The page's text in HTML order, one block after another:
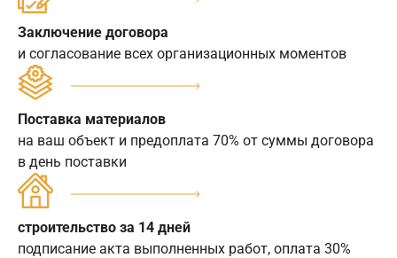
Заключение договора
и согласование всех организационных моментов
Поставка материалов
на ваш объект и предоплата 70% от суммы договора
в день поставки
строительство за 14 дней
подписание акта выполненных работ, оплата 30%